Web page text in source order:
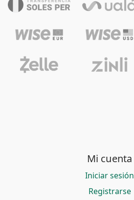
Mi cuenta
Iniciar sesión
Registrarse